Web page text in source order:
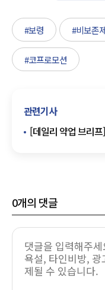
#보령 #비보존
#코프로모션
관련기사
[데일리 약업 브리프
0개의 댓글